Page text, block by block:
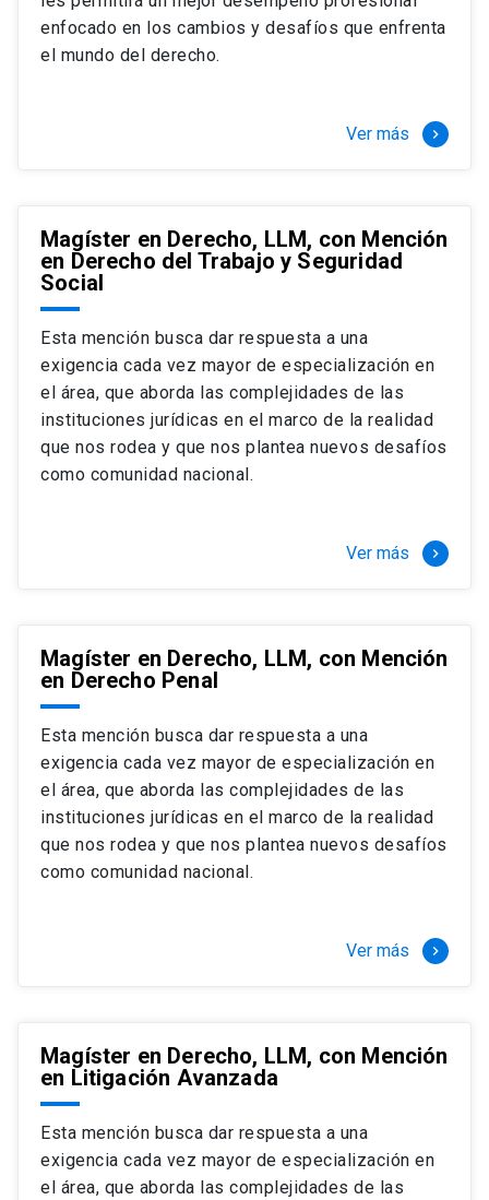
enfocado en los cambios y desafíos que enfrenta
el mundo del derecho.
Ver más keyboard_arrow_right
Magíster en Derecho, LLM, con Mención
en Derecho del Trabajo y Seguridad
Social
Esta mención busca dar respuesta a una
exigencia cada vez mayor de especialización en
el área, que aborda las complejidades de las
instituciones jurídicas en el marco de la realidad
que nos rodea y que nos plantea nuevos desafíos
como comunidad nacional.
Ver más keyboard_arrow_right
Magíster en Derecho, LLM, con Mención
en Derecho Penal
Esta mención busca dar respuesta a una
exigencia cada vez mayor de especialización en
el área, que aborda las complejidades de las
instituciones jurídicas en el marco de la realidad
que nos rodea y que nos plantea nuevos desafíos
como comunidad nacional.
Ver más keyboard_arrow_right
Magíster en Derecho, LLM, con Mención
en Litigación Avanzada
Esta mención busca dar respuesta a una
exigencia cada vez mayor de especialización en
el área, que aborda las complejidades de las